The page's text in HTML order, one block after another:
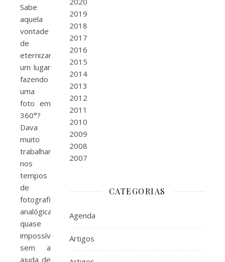
Sabe
aquela
vontade
de
eternizar
um lugar
fazendo
uma
foto em
360°?
Dava
muito
trabalhando
nos
tempos
de
fotografia
analógica,
quase
impossível
sem a
ajuda de
2019
2018
2017
2016
2015
2014
2013
2012
2011
2010
2009
2008
2007
CATEGORIAS
Agenda
Artigos